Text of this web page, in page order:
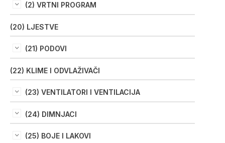
(2) VRTNI PROGRAM
(20) LJESTVE
(21) PODOVI
(22) KLIME I ODVLAŽIVAČI
(23) VENTILATORI I VENTILACIJA
(24) DIMNJACI
(25) BOJE I LAKOVI